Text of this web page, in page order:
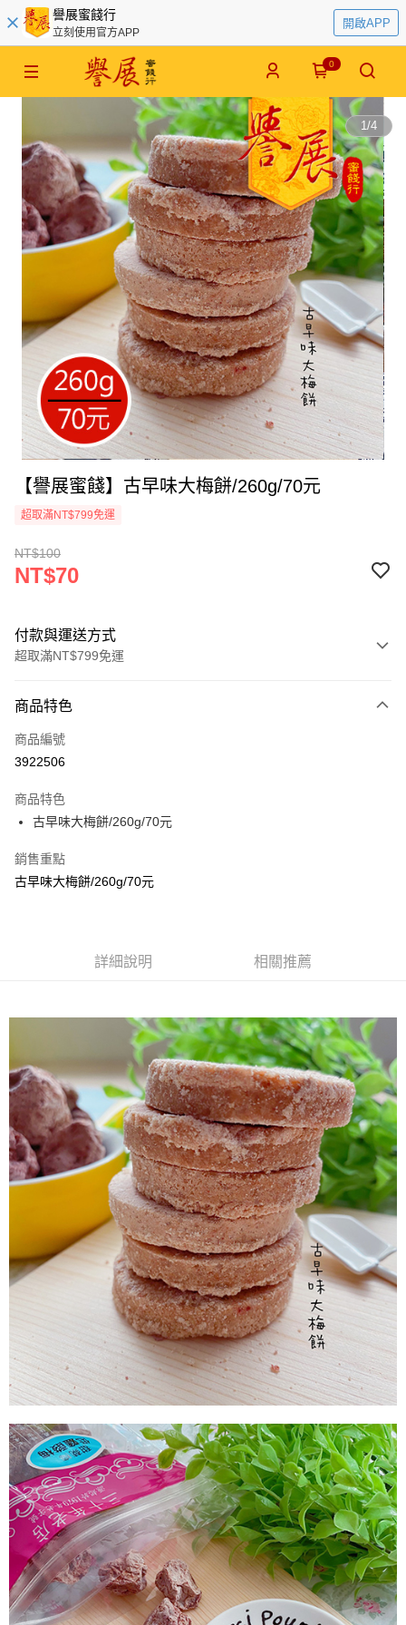
譽展蜜餞行
立刻使用官方APP
開啟APP
0
1/4
【譽展蜜餞】古早味大梅餅/260g/70元
超取滿NT$799免運
NT$100
NT$70
付款與運送方式
超取滿NT$799免運
信用卡一次付款
超商取貨付款
Apple Pay
街口支付
悠遊付
每筆NT$60，滿NT$799(含以上)免運費
付款後全家取貨
每筆NT$60，滿NT$799(含以上)免運費
7-11取貨付款
每筆NT$60，滿NT$799(含以上)免運費
付款後7-11取貨
每筆NT$60，滿NT$799(含以上)免運費
每筆NT$150，滿NT$1,399(含以上)免運費
澎湖金門馬祖宅配到家
每筆NT$250
付款後門市自取
免運費
商品特色
商品編號
3922506
商品特色
古早味大梅餅/260g/70元
銷售重點
古早味大梅餅/260g/70元
詳細說明 相關推薦